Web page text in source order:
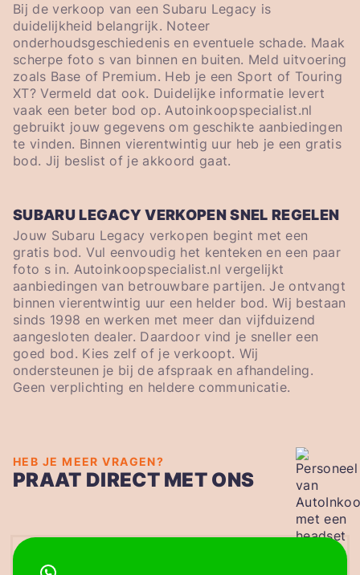
Bij de verkoop van een Subaru Legacy is
duidelijkheid belangrijk. Noteer
onderhoudsgeschiedenis en eventuele schade. Maak
scherpe foto s van binnen en buiten. Meld uitvoering
zoals Base of Premium. Heb je een Sport of Touring
XT? Vermeld dat ook. Duidelijke informatie levert
vaak een beter bod op. Autoinkoopspecialist.nl
gebruikt jouw gegevens om geschikte aanbiedingen
te vinden. Binnen vierentwintig uur heb je een gratis
bod. Jij beslist of je akkoord gaat.
SUBARU LEGACY VERKOPEN SNEL REGELEN
Jouw Subaru Legacy verkopen begint met een
gratis bod. Vul eenvoudig het kenteken en een paar
foto s in. Autoinkoopspecialist.nl vergelijkt
aanbiedingen van betrouwbare partijen. Je ontvangt
binnen vierentwintig uur een helder bod. Wij bestaan
sinds 1998 en werken met meer dan vijfduizend
aangesloten dealer. Daardoor vind je sneller een
goed bod. Kies zelf of je verkoopt. Wij
ondersteunen je bij de afspraak en afhandeling.
Geen verplichting en heldere communicatie.
HEB JE MEER VRAGEN?
PRAAT DIRECT MET ONS